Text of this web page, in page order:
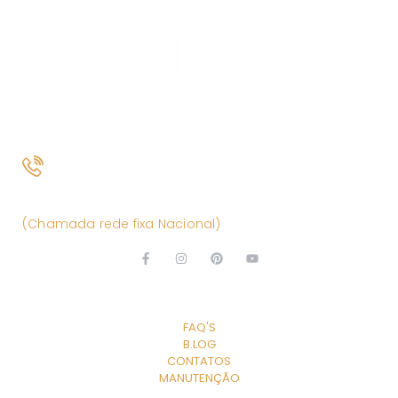
(Chamada rede fixa Nacional)
FAQ'S
B.LOG
CONTATOS
MANUTENÇÃO